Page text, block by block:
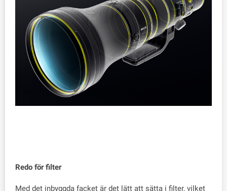
Redo för filter
Med det inbyggda facket är det lätt att sätta i filter, vilket